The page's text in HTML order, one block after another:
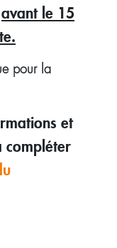
avant le 15
pour la
et
compléter